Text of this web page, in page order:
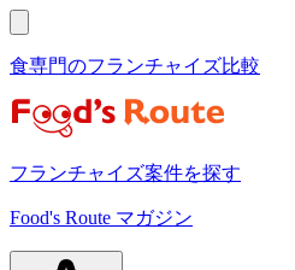
食専門のフランチャイズ比較
フランチャイズ案件を探す
Food's Route マガジン